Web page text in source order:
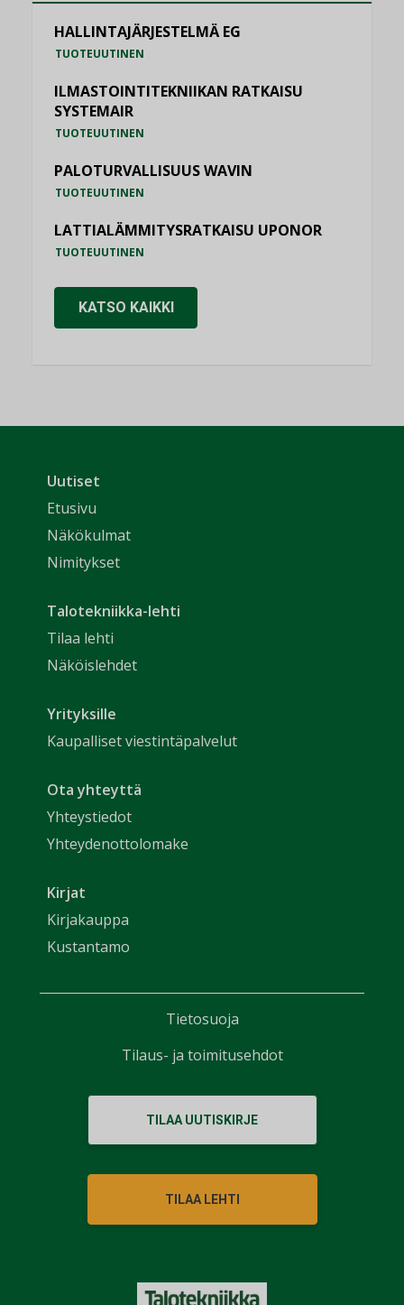
HALLINTAJÄRJESTELMÄ EG
TUOTEUUTINEN
ILMASTOINTITEKNIIKAN RATKAISU
SYSTEMAIR
TUOTEUUTINEN
PALOTURVALLISUUS WAVIN
TUOTEUUTINEN
LATTIALÄMMITYSRATKAISU UPONOR
TUOTEUUTINEN
KATSO KAIKKI
Uutiset
Etusivu
Näkökulmat
Nimitykset
Talotekniikka-lehti
Tilaa lehti
Näköislehdet
Yrityksille
Kaupalliset viestintäpalvelut
Ota yhteyttä
Yhteystiedot
Yhteydenottolomake
Kirjat
Kirjakauppa
Kustantamo
TILAA UUTISKIRJE
TILAA LEHTI
Tietosuoja
Tilaus- ja toimitusehdot